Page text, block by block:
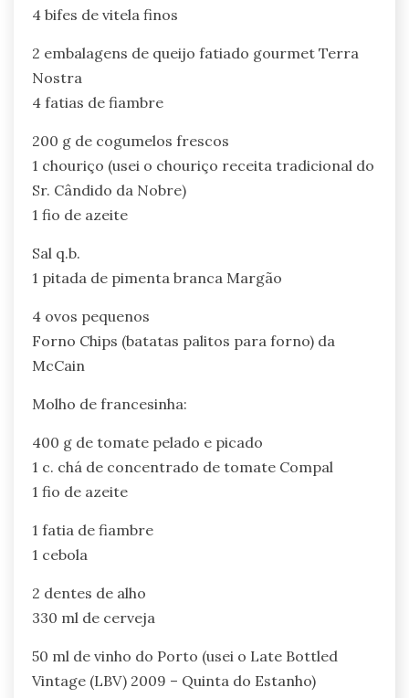
4 bifes de vitela finos
2 embalagens de queijo fatiado gourmet Terra
Nostra
4 fatias de fiambre
200 g de cogumelos frescos
1 chouriço (usei o chouriço receita tradicional do
Sr. Cândido da Nobre)
1 fio de azeite
Sal q.b.
1 pitada de pimenta branca Margão
4 ovos pequenos
Forno Chips (batatas palitos para forno) da
McCain
Molho de francesinha:
400 g de tomate pelado e picado
1 c. chá de concentrado de tomate Compal
1 fio de azeite
1 fatia de fiambre
1 cebola
2 dentes de alho
330 ml de cerveja
50 ml de vinho do Porto (usei o Late Bottled
Vintage (LBV) 2009 – Quinta do Estanho)